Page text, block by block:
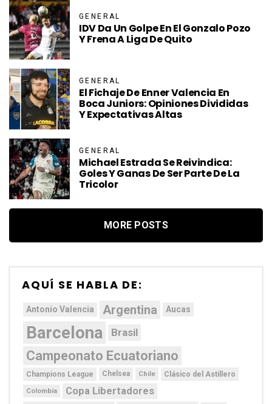
GENERAL
IDV Da Un Golpe En El Gonzalo Pozo
Y Frena A Liga De Quito
GENERAL
El Fichaje De Enner Valencia En
Boca Juniors: Opiniones Divididas
Y Expectativas Altas
GENERAL
Michael Estrada Se Reivindica:
Goles Y Ganas De Ser Parte De La
Tricolor
MORE POSTS
AQUÍ SE HABLA DE:
Antonio Valencia Argentina Aucas
Barcelona Brasil
Campeonato Ecuatoriano
Champions League Chelsea Chile
Clásico del Astillero
Colombia
Copa Libertadores